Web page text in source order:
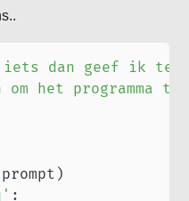
iets dan geef ik
het programma
prompt )
: